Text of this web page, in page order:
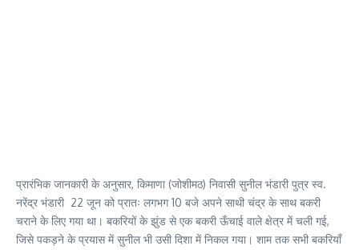
प्रारंभिक जानकारी के अनुसार, किमाणा (जोशीमठ) निवासी सुनील भंडारी पुत्र स्व.
नरेंद्र भंडारी 22 जून को प्रातः लगभग 10 बजे अपने साथी चंद्र के साथ बकरी
चराने के लिए गया था। बकरियों के झुंड से एक बकरी ऊँचाई वाले क्षेत्र में चली गई,
जिसे पकड़ने के प्रयास में सुनील भी उसी दिशा में निकल गया। शाम तक सभी बकरियाँ